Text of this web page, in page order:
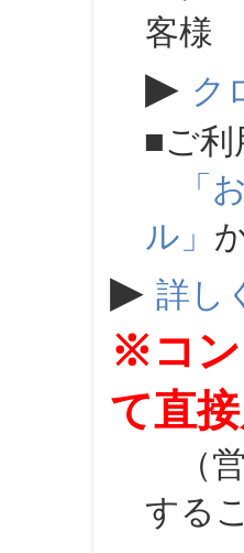
客様
▶ ク
■ご利
「
ル」
▶ 詳し
※コン
て直
（営
する